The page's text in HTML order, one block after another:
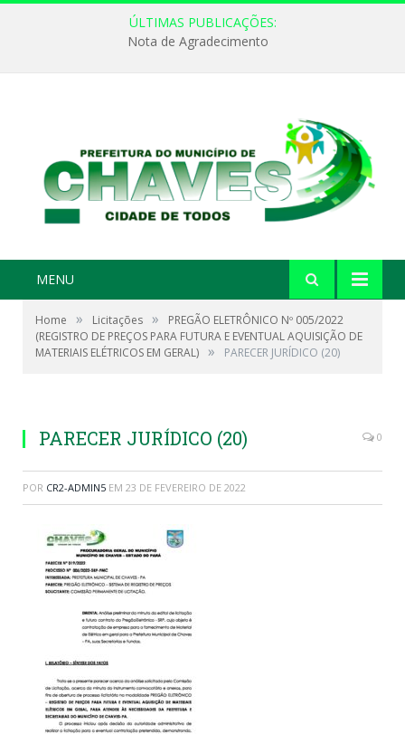
ÚLTIMAS PUBLICAÇÕES:
Nota de Agradecimento
MENU
Home » Licitações »
PREGÃO ELETRÔNICO Nº 005/2022
(REGISTRO DE PREÇOS PARA FUTURA E EVENTUAL AQUISIÇÃO DE
MATERIAIS ELÉTRICOS EM GERAL) » PARECER JURÍDICO (20)
PARECER JURÍDICO (20) 0
POR CR2-ADMIN5 EM 23 DE FEVEREIRO DE 2022